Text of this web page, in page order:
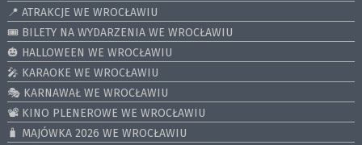
📍 ATRAKCJE WE WROCŁAWIU
🎟️ BILETY NA WYDARZENIA WE WROCŁAWIU
🎃 HALLOWEEN WE WROCŁAWIU
🎤 KARAOKE WE WROCŁAWIU
🎭 KARNAWAŁ WE WROCŁAWIU
📽️ KINO PLENEROWE WE WROCŁAWIU
🧳 MAJÓWKA 2026 WE WROCŁAWIU